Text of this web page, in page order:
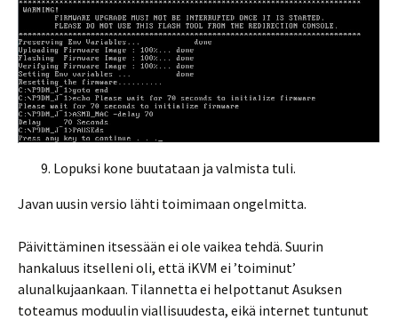
Lopuksi kone buutataan ja valmista tuli.
Javan uusin versio lähti toimimaan ongelmitta.
Päivittäminen itsessään ei ole vaikea tehdä. Suurin
hankaluus itselleni oli, että iKVM ei ’toiminut’
alunalkujaankaan. Tilannetta ei helpottanut Asuksen
toteamus moduulin viallisuudesta, eikä internet tuntunut